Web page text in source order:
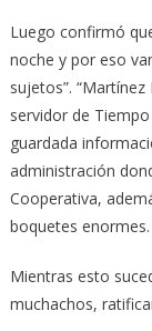
Luego confirmó
noche y por eso
sujetos”.
servidor de
guardada
administración
Cooperativa,
boquetes enormes.
Mientras esto
muchachos,